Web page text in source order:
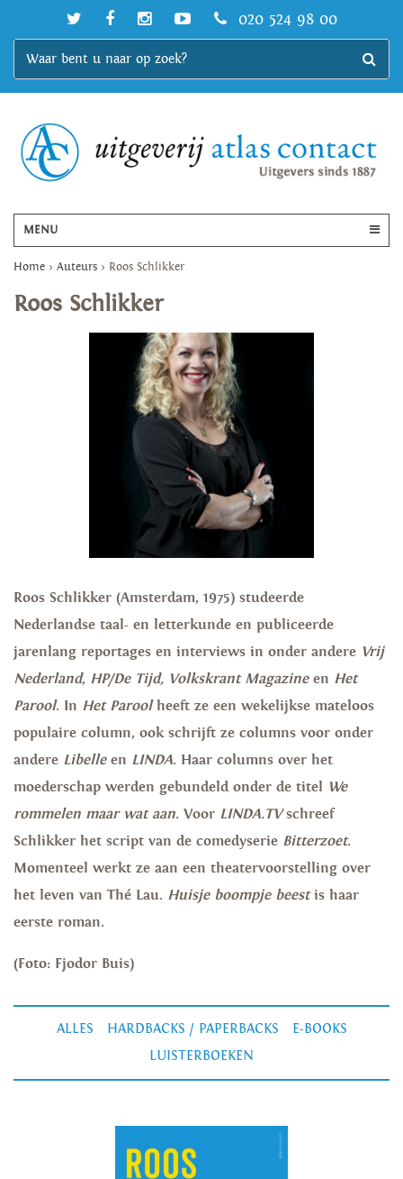
020 524 98 00
MENU
Home > Auteurs > Roos Schlikker
Roos Schlikker
Roos Schlikker (Amsterdam, 1975) studeerde
Nederlandse taal- en letterkunde en publiceerde
jarenlang reportages en interviews in onder andere Vrij
Nederland, HP/De Tijd, Volkskrant Magazineen Het
Parool. In Het Paroolheeft ze een wekelijkse mateloos
populaire column, ook schrijft ze columns voor onder
andere Libelleen LINDA. Haar columns over het
moederschap werden gebundeld onder de titel We
rommelen maar wat aan. Voor LINDA.TVschreef
Schlikker het script van de comedyserie Bitterzoet.
Momenteel werkt ze aan een theatervoorstelling over
het leven van Thé Lau. Huisje boompje beestis haar
eerste roman.
(Foto: Fjodor Buis)
ALLES HARDBACKS / PAPERBACKS
E-BOOKS
LUISTERBOEKEN